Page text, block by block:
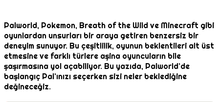
Palworld, Pokemon, Breath of the Wild ve Minecraft gibi
oyunlardan unsurları bir araya getiren benzersiz bir
deneyim sunuyor. Bu çeşitlilik, oyunun beklentileri alt üst
etmesine ve farklı türlere aşina oyuncuların bile
şaşırmasına yol açabiliyor. Bu yazıda, Palworld’de
başlangıç Pal’ınızı seçerken sizi neler beklediğine
değineceğiz.